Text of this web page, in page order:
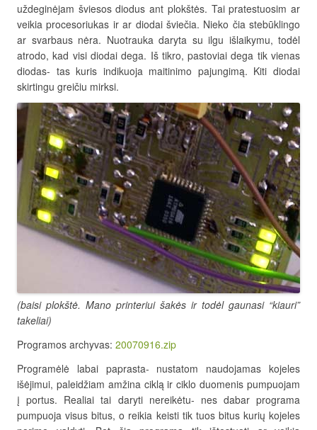
uždeginėjam šviesos diodus ant plokštės. Tai pratestuosim ar
veikia procesoriukas ir ar diodai šviečia. Nieko čia stebūklingo
ar svarbaus nėra. Nuotrauka daryta su ilgu išlaikymu, todėl
atrodo, kad visi diodai dega. Iš tikro, pastoviai dega tik vienas
diodas- tas kuris indikuoja maitinimo pajungimą. Kiti diodai
skirtingu greičiu mirksi.
(baisi plokštė. Mano printeriui šakės ir todėl gaunasi “kiauri”
takeliai)
Programos archyvas: 20070916.zip
Programėlė labai paprasta- nustatom naudojamas kojeles
išėjimui, paleidžiam amžina ciklą ir ciklo duomenis pumpuojam
į portus. Realiai tai daryti nereikėtu- nes dabar programa
pumpuoja visus bitus, o reikia keisti tik tuos bitus kurių kojeles